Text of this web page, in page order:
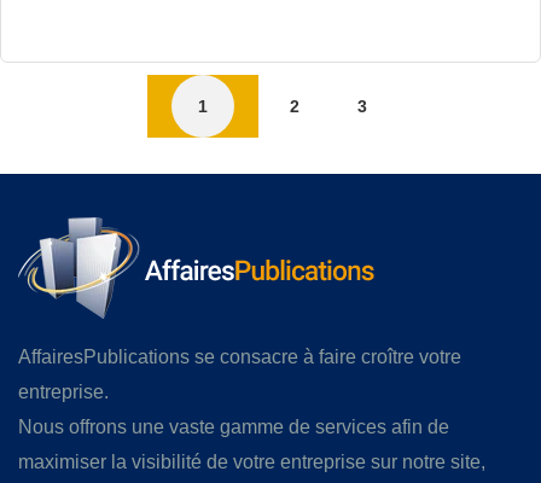
1 2 3
AffairesPublications se consacre à faire croître votre
entreprise.
Nous offrons une vaste gamme de services afin de
maximiser la visibilité de votre entreprise sur notre site,